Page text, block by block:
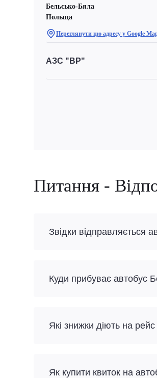
Бельсько-Бяла
Польща
Переглянути цю адресу у Google
АЗС "BP"
Питання -
Звідки відправляється
Куди прибуває автобус
Які знижки діють на
Як купити квиток на